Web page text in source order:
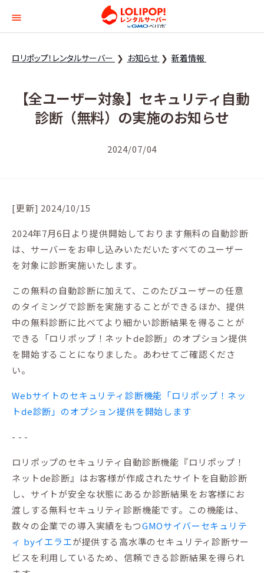
ロリポップ！レンタル
ロリポップ！レンタルサーバー お知らせ 新着情報
【全ユーザー対象】セキュリティ自動
診断（無料）の実施のお知らせ
2024/07/04
[更新] 2024/10/15
2024年7月6日より提供開始しております無料の自動診断
は、サーバーをお申し込みいただいたすべてのユーザー
を対象に診断実施いたします。
この無料の自動診断に加えて、このたびユーザーの任意
のタイミングで診断を実施することができるほか、提供
中の無料診断に比べてより細かい診断結果を得ることが
できる「ロリポップ！ネットde診断」のオプション提供
を開始することになりました。あわせてご確認くださ
い。
Webサイトのセキュリティ診断機能「ロリポップ！ネッ
トde診断」のオプション提供を開始します
- - -
ロリポップのセキュリティ自動診断機能『ロリポップ！
ネットde診断』はお客様が作成されたサイトを自動診断
し、サイトが安全な状態にあるか診断結果をお客様にお
渡しする無料セキュリティ診断機能です。この機能は、
数々の企業での導入実績をもつGMOサイバーセキュリテ
ィ byイエラエが提供する高水準のセキュリティ診断サー
ビスを利用しているため、信頼できる診断結果を得られ